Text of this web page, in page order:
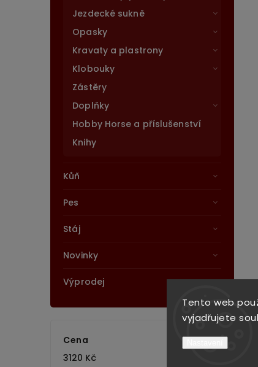
Tento web
vyjadřujete
Jezdecké sukně
Opasky
Kravaty a plastrony
Klobouky
Zástěry
Doplňky
Hobby Horse a příslušenství
Knihy
Kůň
Pes
Stáj
Novinky
Výprodej
Cena
3120 Kč